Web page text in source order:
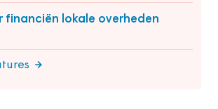
financiën lokale overheden